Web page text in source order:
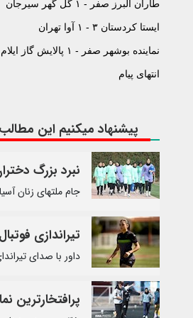
طاران البرز صفر - ۱ گل گهر سیرجان
ایستا کردستان ۳ - ۱ آوا تهران
نماینده بوشهر صفر - ۱ پالایش گاز ایلام
انتهای پیام
پیشنهاد میکنیم این
نبرد بزرگ
جام ملتهای زنان آسیا از ۱۱ اسفند آغاز
تیراندازی
داور با صدای
پرافتخارترین